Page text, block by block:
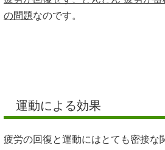
の問題なのです。
運動による効果
疲労の回復と運動にはとても密接な